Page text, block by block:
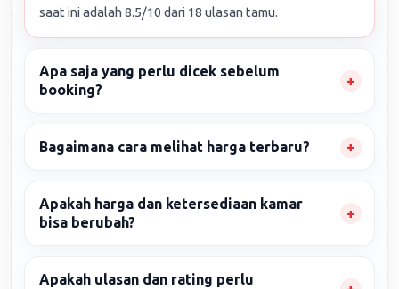
saat ini adalah 8.5/10 dari 18 ulasan tamu.
Apa saja yang perlu dicek sebelum
booking?
Bagaimana cara melihat harga terbaru?
Apakah harga dan ketersediaan kamar
bisa berubah?
Apakah ulasan dan rating perlu